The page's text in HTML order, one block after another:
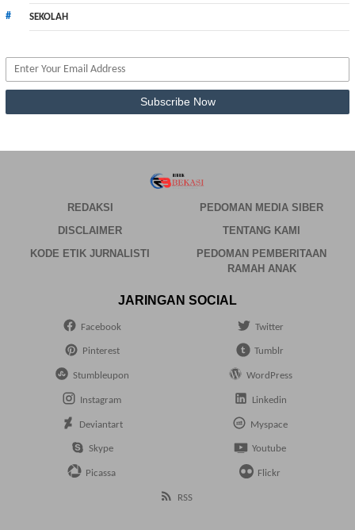
SEKOLAH
REDAKSI
PEDOMAN MEDIA SIBER
DISCLAIMER
TENTANG KAMI
KODE ETIK JURNALISTI
PEDOMAN PEMBERITAAN
RAMAH ANAK
JARINGAN SOCIAL
Facebook Twitter
Pinterest Tumblr
Stumbleupon WordPress
Instagram Linkedin
Deviantart Myspace
Skype Youtube
Picassa Flickr
RSS